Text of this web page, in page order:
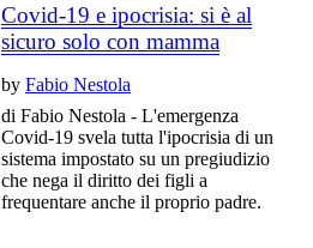
Covid-19 e ipocrisia: si è al
sicuro solo con mamma
byFabio Nestola
di Fabio Nestola - L'emergenza
Covid-19 svela tutta l'ipocrisia di un
sistema impostato su un pregiudizio
che nega il diritto dei figli a
frequentare anche il proprio padre.